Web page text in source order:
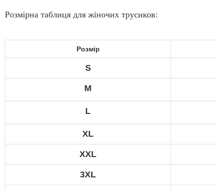
Розмірна таблиця для жіночих трусиков:
Розмір
S
M
L
XL
XXL
3XL